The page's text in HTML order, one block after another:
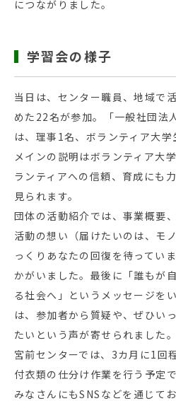
につながりました。
学習会の様子
当日は、センター職員、地域で
めた22名が参加。「一般社団
は、理事1名、ボランティア大学
メインの説明はボランティア大
ランティアへの信頼、育成にも
見られます。
団体の活動紹介では、事業概要
活動の想い（届けたいのは、モ
っくりあなたの回復を待ってい
かがいました。最後に「誰もが
る社会へ」というメッセージを
は、参加者から質疑や、ぜひい
たいという声が寄せられました。
宮前センターでは、3カ月に1回
付衣類の仕分け作業を行う予定
みなさんにもSNSなどを通じて